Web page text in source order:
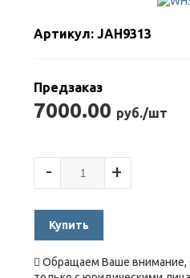
Артикул: JAH9313
Предзаказ
7000.00 руб./шт
- +
Купить
Обращаем Ваше внимание,